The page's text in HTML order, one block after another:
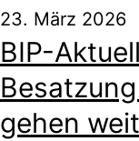
23. März 2026
BIP-
gehen